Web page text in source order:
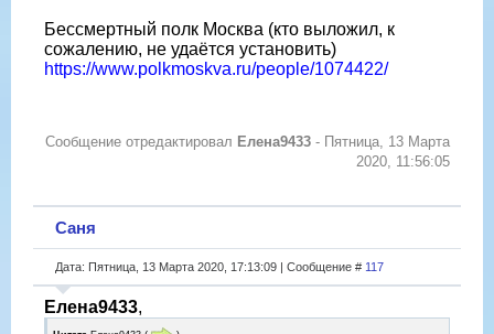
Бессмертный полк Москва (кто выложил, к
сожалению, не удаётся установить)
https://www.polkmoskva.ru/people/1074422/
Сообщение отредактировал Елена9433 - Пятница, 13 Марта
2020, 11:56:05
Саня
Дата: Пятница, 13 Марта 2020, 17:13:09 | Сообщение # 117
Елена9433,